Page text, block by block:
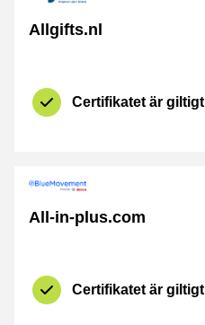
Allgifts.nl
Certifikatet är giltigt
All-in-plus.com
Certifikatet är giltigt